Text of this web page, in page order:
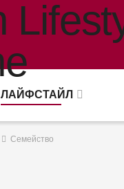
ЛАЙФСТАЙЛ
Семейство